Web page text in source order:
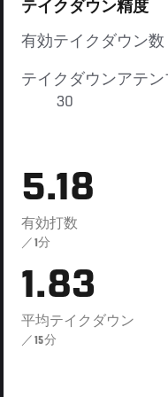
テイクダウン精度
有効テイクダウン数
テイクダウンアテン
30
5.18
有効打数
／1分
1.83
平均テイクダウン
／15分